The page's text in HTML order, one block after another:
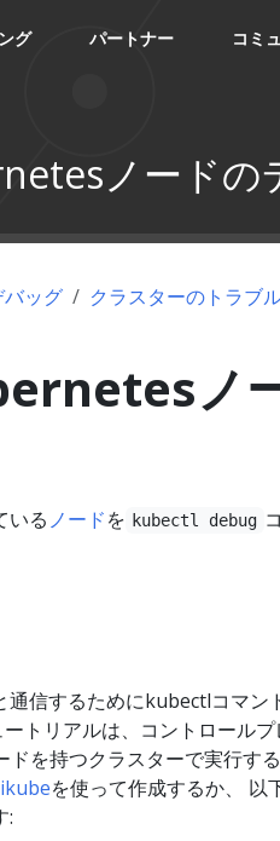
グ パートナー コミ
ノードの
ッグ
クラスターのトラブ
ノ
いる ノードを kubectl debug
信するためにkubectlコマン
トリアルは、コントロール
を持つクラスターで実行す
を使って作成するか、 以
: